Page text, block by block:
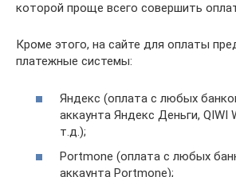
которой проще всего совершить
Кроме этого, на сайте для оплаты
платежные системы:
Яндекс (оплата с любых
аккаунта Яндекс Деньги, QIWI
т.д.);
Portmone (оплата с любых
аккаунта Portmone);